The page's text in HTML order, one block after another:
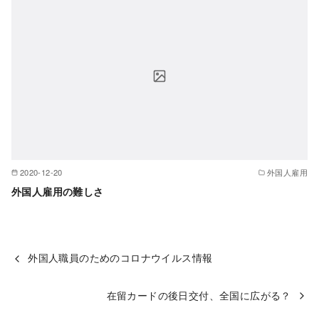
2020-12-20 外国人雇用
外国人雇用の難しさ
外国人職員のためのコロナウイルス情報
在留カードの後日交付、全国に広がる？